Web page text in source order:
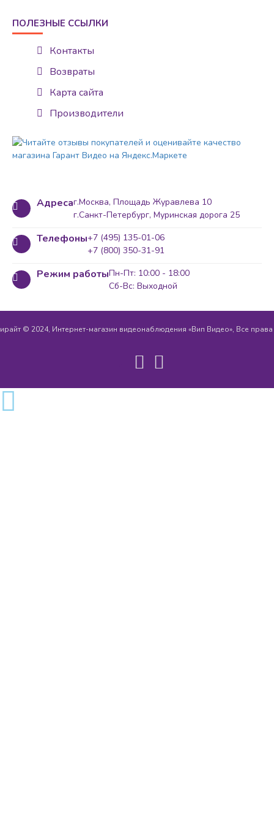
ПОЛЕЗНЫЕ ССЫЛКИ
Контакты
Возвраты
Карта сайта
Производители
Адресаг.Москва, Площадь Журавлева 10
г.Санкт-Петербург, Муринская дорога 25
Телефоны+7 (495) 135-01-06
+7 (800) 350-31-91
Режим работыПн-Пт: 10:00 - 18:00
Сб-Вс: Выходной
© 2024, Интернет-магазин видеонаблюдения «Вип Видео», Все